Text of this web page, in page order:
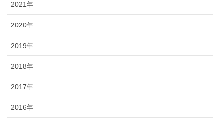
2021年
2020年
2019年
2018年
2017年
2016年